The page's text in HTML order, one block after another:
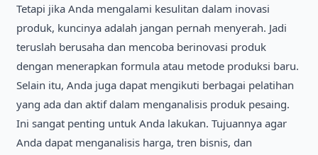
Tetapi jika Anda mengalami kesulitan dalam inovasi
produk, kuncinya adalah jangan pernah menyerah. Jadi
teruslah berusaha dan mencoba berinovasi produk
dengan menerapkan formula atau metode produksi baru.
Selain itu, Anda juga dapat mengikuti berbagai pelatihan
yang ada dan aktif dalam menganalisis produk pesaing.
Ini sangat penting untuk Anda lakukan. Tujuannya agar
Anda dapat menganalisis harga, tren bisnis, dan